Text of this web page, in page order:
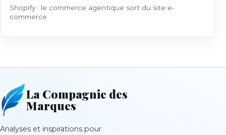
Shopify : le commerce agentique sort du site e-
commerce
La Compagnie des
Marques
Analyses et inspirations pour